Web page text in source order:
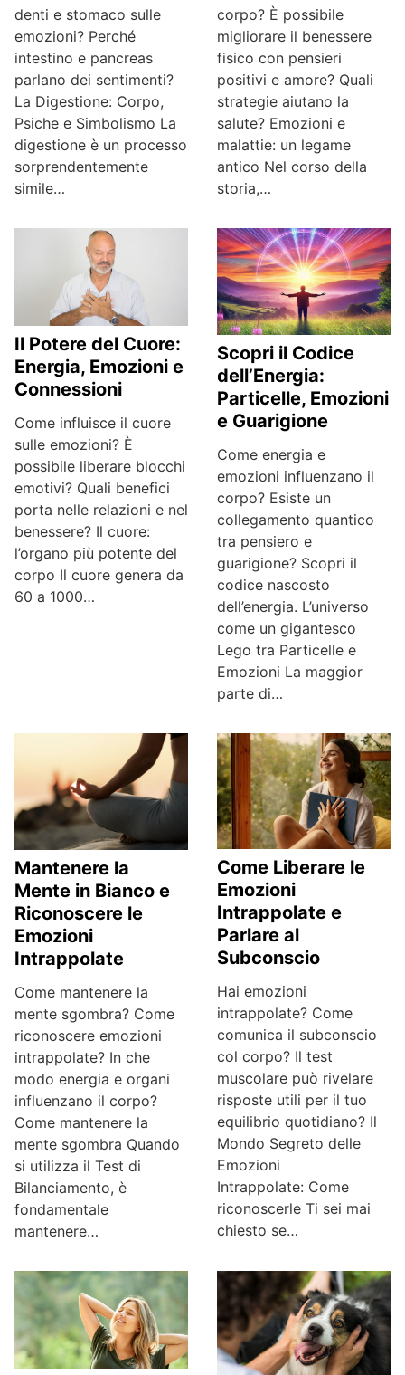
denti e stomaco sulle
emozioni? Perché
intestino e pancreas
parlano dei sentimenti?
La Digestione: Corpo,
Psiche e Simbolismo La
digestione è un processo
sorprendentemente
simile…
corpo? È possibile
migliorare il benessere
fisico con pensieri
positivi e amore? Quali
strategie aiutano la
salute? Emozioni e
malattie: un legame
antico Nel corso della
storia,…
Il Potere del Cuore:
Energia, Emozioni e
Connessioni
Come influisce il cuore
sulle emozioni? È
possibile liberare blocchi
emotivi? Quali benefici
porta nelle relazioni e nel
benessere? Il cuore:
l’organo più potente del
corpo Il cuore genera da
60 a 1000…
Scopri il Codice
dell’Energia:
Particelle, Emozioni
e Guarigione
Come energia e
emozioni influenzano il
corpo? Esiste un
collegamento quantico
tra pensiero e
guarigione? Scopri il
codice nascosto
dell’energia. L’universo
come un gigantesco
Lego tra Particelle e
Emozioni La maggior
parte di…
Mantenere la
Mente in Bianco e
Riconoscere le
Emozioni
Intrappolate
Come mantenere la
mente sgombra? Come
riconoscere emozioni
intrappolate? In che
modo energia e organi
influenzano il corpo?
Come mantenere la
mente sgombra Quando
si utilizza il Test di
Bilanciamento, è
fondamentale
mantenere…
Come Liberare le
Emozioni
Intrappolate e
Parlare al
Subconscio
Hai emozioni
intrappolate? Come
comunica il subconscio
col corpo? Il test
muscolare può rivelare
risposte utili per il tuo
equilibrio quotidiano? Il
Mondo Segreto delle
Emozioni
Intrappolate: Come
riconoscerle Ti sei mai
chiesto se…